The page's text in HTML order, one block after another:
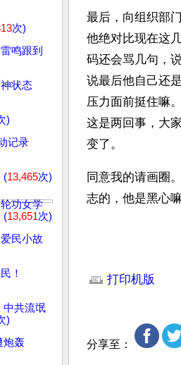
次)
鸣跟到
状态
)
记录
(13,465次)
功女学
(13,651次)
民小故
！
中共流氓
)
炮轰
最后，向组织部
他绝对比现在这
码还会骂几句，
说最后他自己还
压力面前挺住嘛
这是两回事，大
变了。
同意我的请画圈
志的，他是黑心嘛
打印机版
分享至：